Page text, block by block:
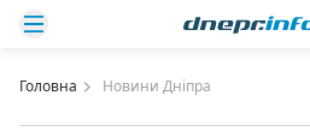
Головна Новини Дніпра